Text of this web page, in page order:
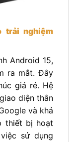
trải nghiệm
Android 15,
ra mắt. Đây
giá rẻ. Hệ
diện thân
và khả
thiết bị hoạt
sử dụng